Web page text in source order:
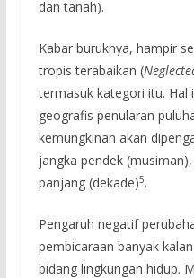
dan tanah).
Kabar buruknya, hampir
tropis terabaikan (
termasuk kategori itu. Hal
geografis penularan
kemungkinan akan
jangka pendek
panjang (dekade)5.
Pengaruh negatif
pembicaraan banyak
bidang lingkungan hidup.